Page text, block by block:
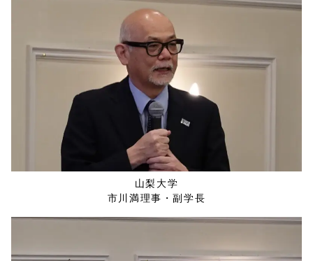
山梨大学
市川満理事・副学長